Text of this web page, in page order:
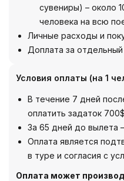
сувениры) – около
человека на всю
Личные расходы и
Доплата за
Условия оплаты (на 1
В течение 7 дней
оплатить задаток 700$
За 65 дней до вылета
Оплата является
в туре и согласия с
Оплата может